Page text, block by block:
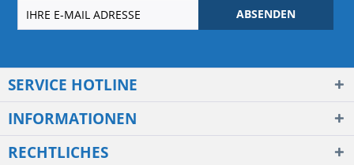
ABSENDEN
SERVICE HOTLINE
INFORMATIONEN
RECHTLICHES